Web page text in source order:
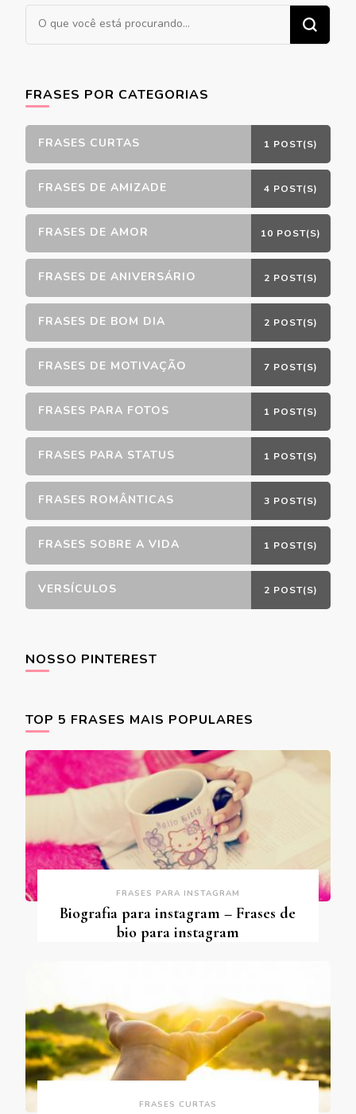
Procurando
algo?
FRASES POR CATEGORIAS
FRASES CURTAS 1 POST(S)
FRASES DE AMIZADE 4 POST(S)
FRASES DE AMOR 10 POST(S)
FRASES DE ANIVERSÁRIO 2 POST(S)
FRASES DE BOM DIA 2 POST(S)
FRASES DE MOTIVAÇÃO 7 POST(S)
FRASES PARA FOTOS 1 POST(S)
FRASES PARA STATUS 1 POST(S)
FRASES ROMÂNTICAS 3 POST(S)
FRASES SOBRE A VIDA 1 POST(S)
VERSÍCULOS 2 POST(S)
NOSSO PINTEREST
TOP 5 FRASES MAIS POPULARES
FRASES PARA INSTAGRAM
Biografia para instagram – Frases de
bio para instagram
FRASES CURTAS